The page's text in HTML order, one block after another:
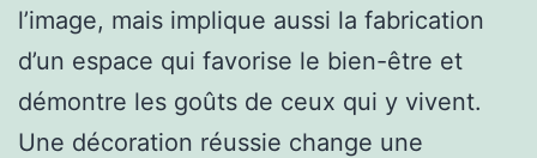
l’image, mais implique aussi la fabrication
d’un espace qui favorise le bien-être et
démontre les goûts de ceux qui y vivent.
Une décoration réussie change une